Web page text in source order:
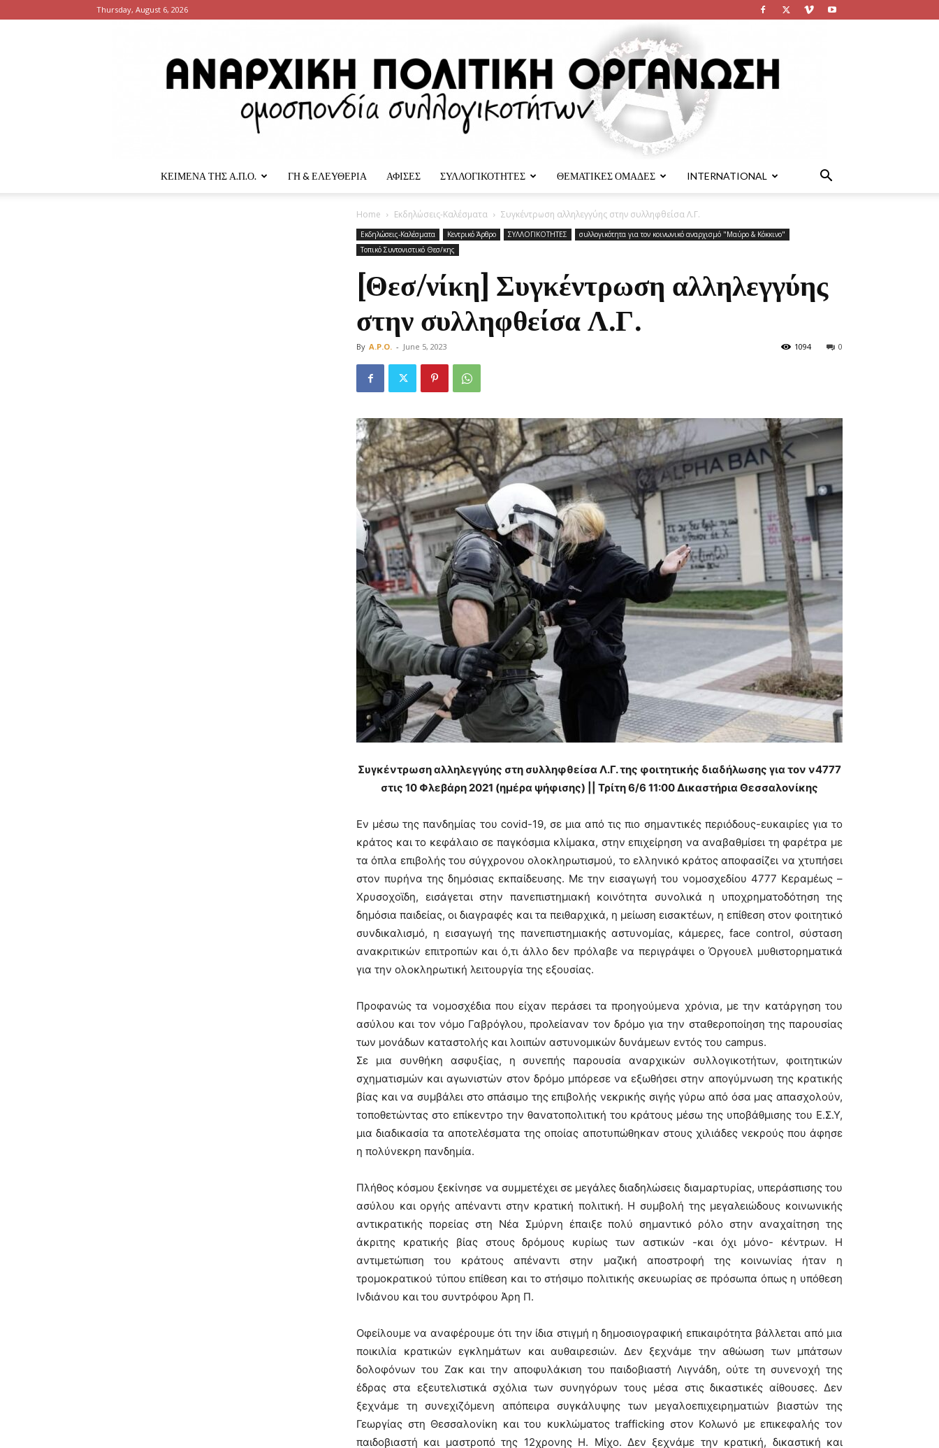
Thursday, August 6, 2026
Πολιτική
Οργάνωση
ΚΕΙΜΕΝΑ ΤΗΣ Α.Π.Ο. ΓΗ & ΕΛΕΥΘΕΡΙΑ ΑΦΙΣΕΣ ΣΥΛΛΟΓΙΚΟΤΗΤΕΣ ΘΕΜΑΤΙΚΕΣ ΟΜΑΔΕΣ INTERNATIONAL
Home Εκδηλώσεις-Καλέσματα Συγκέντρωση αλληλεγγύης στην συλληφθείσα Λ.Γ.
Εκδηλώσεις-Καλέσματα Κεντρικό Άρθρο ΣΥΛΛΟΓΙΚΟΤΗΤΕΣ
συλλογικότητα για τον κοινωνικό αναρχισμό "Μαύρο & Κόκκινο"
Τοπικό Συντονιστικό Θεσ/κης
[Θεσ/νίκη] Συγκέντρωση αλληλεγγύης
στην συλληφθείσα Λ.Γ.
By A.P.O. - June 5, 2023 0
1094
Συγκέντρωση αλληλεγγύης στη συλληφθείσα Λ.Γ. της φοιτητικής διαδήλωσης για τον ν4777
στις 10 Φλεβάρη 2021 (ημέρα ψήφισης) || Τρίτη 6/6 11:00 Δικαστήρια Θεσσαλονίκης
Εν μέσω της πανδημίας του covid-19, σε μια από τις πιο σημαντικές περιόδους-ευκαιρίες για το
κράτος και το κεφάλαιο σε παγκόσμια κλίμακα, στην επιχείρηση να αναβαθμίσει τη φαρέτρα με
τα όπλα επιβολής του σύγχρονου ολοκληρωτισμού, το ελληνικό κράτος αποφασίζει να χτυπήσει
στον πυρήνα της δημόσιας εκπαίδευσης. Με την εισαγωγή του νομοσχεδίου 4777 Κεραμέως –
Χρυσοχοϊδη, εισάγεται στην πανεπιστημιακή κοινότητα συνολικά η υποχρηματοδότηση της
δημόσια παιδείας, οι διαγραφές και τα πειθαρχικά, η μείωση εισακτέων, η επίθεση στον φοιτητικό
συνδικαλισμό, η εισαγωγή της πανεπιστημιακής αστυνομίας, κάμερες, face control, σύσταση
ανακριτικών επιτροπών και ό,τι άλλο δεν πρόλαβε να περιγράψει ο Όργουελ μυθιστορηματικά
για την ολοκληρωτική λειτουργία της εξουσίας.
Προφανώς τα νομοσχέδια που είχαν περάσει τα προηγούμενα χρόνια, με την κατάργηση του
ασύλου και τον νόμο Γαβρόγλου, προλείαναν τον δρόμο για την σταθεροποίηση της παρουσίας
των μονάδων καταστολής και λοιπών αστυνομικών δυνάμεων εντός του campus.
Σε μια συνθήκη ασφυξίας, η συνεπής παρουσία αναρχικών συλλογικοτήτων, φοιτητικών
σχηματισμών και αγωνιστών στον δρόμο μπόρεσε να εξωθήσει στην απογύμνωση της κρατικής
βίας και να συμβάλει στο σπάσιμο της επιβολής νεκρικής σιγής γύρω από όσα μας απασχολούν,
τοποθετώντας στο επίκεντρο την θανατοπολιτική του κράτους μέσω της υποβάθμισης του Ε.Σ.Υ,
μια διαδικασία τα αποτελέσματα της οποίας αποτυπώθηκαν στους χιλιάδες νεκρούς που άφησε
η πολύνεκρη πανδημία.
Πλήθος κόσμου ξεκίνησε να συμμετέχει σε μεγάλες διαδηλώσεις διαμαρτυρίας, υπεράσπισης του
ασύλου και οργής απέναντι στην κρατική πολιτική. Η συμβολή της μεγαλειώδους κοινωνικής
αντικρατικής πορείας στη Νέα Σμύρνη έπαιξε πολύ σημαντικό ρόλο στην αναχαίτηση της
άκριτης κρατικής βίας στους δρόμους κυρίως των αστικών -και όχι μόνο- κέντρων. Η
αντιμετώπιση του κράτους απέναντι στην μαζική αποστροφή της κοινωνίας ήταν η
τρομοκρατικού τύπου επίθεση και το στήσιμο πολιτικής σκευωρίας σε πρόσωπα όπως η υπόθεση
Ινδιάνου και του συντρόφου Άρη Π.
Οφείλουμε να αναφέρουμε ότι την ίδια στιγμή η δημοσιογραφική επικαιρότητα βάλλεται από μια
ποικιλία κρατικών εγκλημάτων και αυθαιρεσιών. Δεν ξεχνάμε την αθώωση των μπάτσων
δολοφόνων του Ζακ και την αποφυλάκιση του παιδοβιαστή Λιγνάδη, ούτε τη συνενοχή της
έδρας στα εξευτελιστικά σχόλια των συνηγόρων τους μέσα στις δικαστικές αίθουσες. Δεν
ξεχνάμε τη συνεχιζόμενη απόπειρα συγκάλυψης των μεγαλοεπιχειρηματιών βιαστών της
Γεωργίας στη Θεσσαλονίκη και του κυκλώματος trafficking στον Κολωνό με επικεφαλής τον
παιδοβιαστή και μαστροπό της 12χρονης Η. Μίχο. Δεν ξεχνάμε την κρατική, δικαστική και